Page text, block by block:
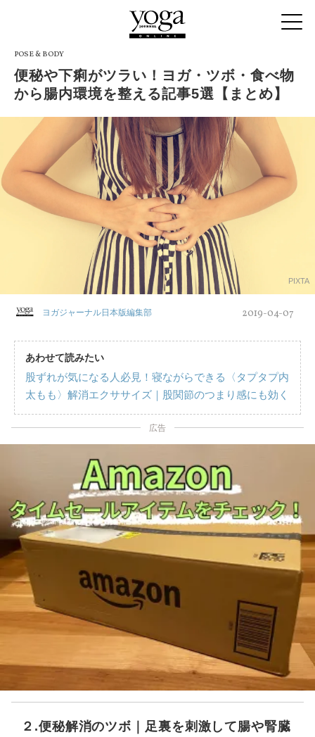
POSE & BODY
便秘や下痢がツラい！ヨガ・ツボ・食べ物
から腸内環境を整える記事5選【まとめ】
PIXTA
ヨガジャーナル日本版編集部 2019-04-07
あわせて読みたい
股ずれが気になる人必見！寝ながらできる〈タプタプ内
太もも〉解消エクササイズ｜股関節のつまり感にも効く
広告
２.便秘解消のツボ｜足裏を刺激して腸や腎臓